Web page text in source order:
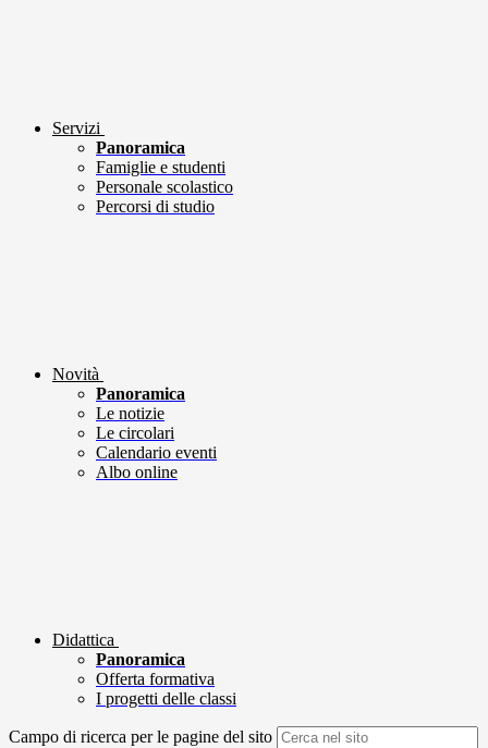
Servizi
Panoramica
Famiglie e studenti
Personale scolastico
Percorsi di studio
Novità
Panoramica
Le notizie
Le circolari
Calendario eventi
Albo online
Didattica
Panoramica
Offerta formativa
I progetti delle classi
Campo di ricerca per le pagine del sito